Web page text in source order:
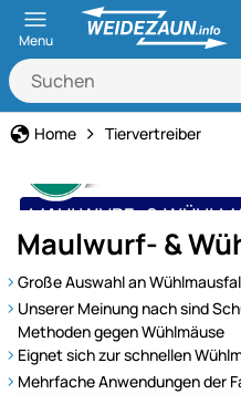
Menu
Home Tiervertreiber
MAULWURF- &
praxiserprobt & effektiv
Maulwurf- &
Große Auswahl an
Unserer Meinung nach sind
Methoden gegen Wühlmäuse
Eignet sich zur schnellen
Mehrfache Anwendungen der